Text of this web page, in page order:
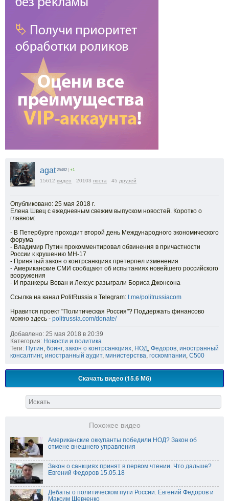
agat 25482 +1
15612 видео 20103 поста 45 друзей
Опубликовано: 25 мая 2018 г.
Елена Швец с ежедневным свежим выпуском новостей. Коротко о
главном:
- В Петербурге проходит второй день Международного экономического
форума
- Владимир Путин прокомментировал обвинения в причастности
России к крушению MH-17
- Принятый закон о контрсанкциях претерпел изменения
- Американские СМИ сообщают об испытаниях новейшего российского
вооружения
- И пранкеры Вован и Лексус разыграли Бориса Джонсона
Ссылка на канал PolitRussia в Telegram: t.me/politrussiacom
Нравится проект "Политическая Россия"? Поддержать финансово
можно здесь - politrussia.com/donate/
Добавлено: 25 мая 2018 в 20:39
Категория: Новости и политика
Теги: Путин, боинг, закон о контрсанкциях, НОД, Федоров, иностранный
консалтинг, иностранный аудит, министерства, госкомпании, С500
Скачать видео (15.6 Мб)
Похожее видео
Американские оккупанты победили НОД? Закон об
отмене внешнего управления
Закон о санкциях принят в первом чтении. Что дальше?
Евгений Федоров 15.05.18
Дебаты о политическом пути России. Евгений Федоров и
Максим Шевченко